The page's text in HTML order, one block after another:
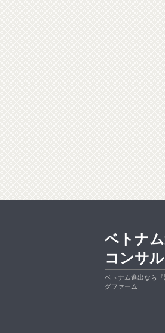
ベトナ
コンサ
ベトナム進出なら
グファーム